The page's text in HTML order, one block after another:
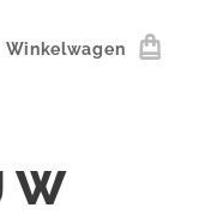
Winkelwagen
W